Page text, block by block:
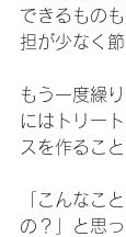
できるもの
担が少なく
もう一度繰
にはトリー
スを作ること
「こんなこ
の？」と思